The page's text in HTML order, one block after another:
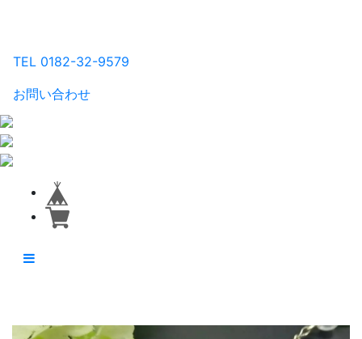
TEL 0182-32-9579
お問い合わせ